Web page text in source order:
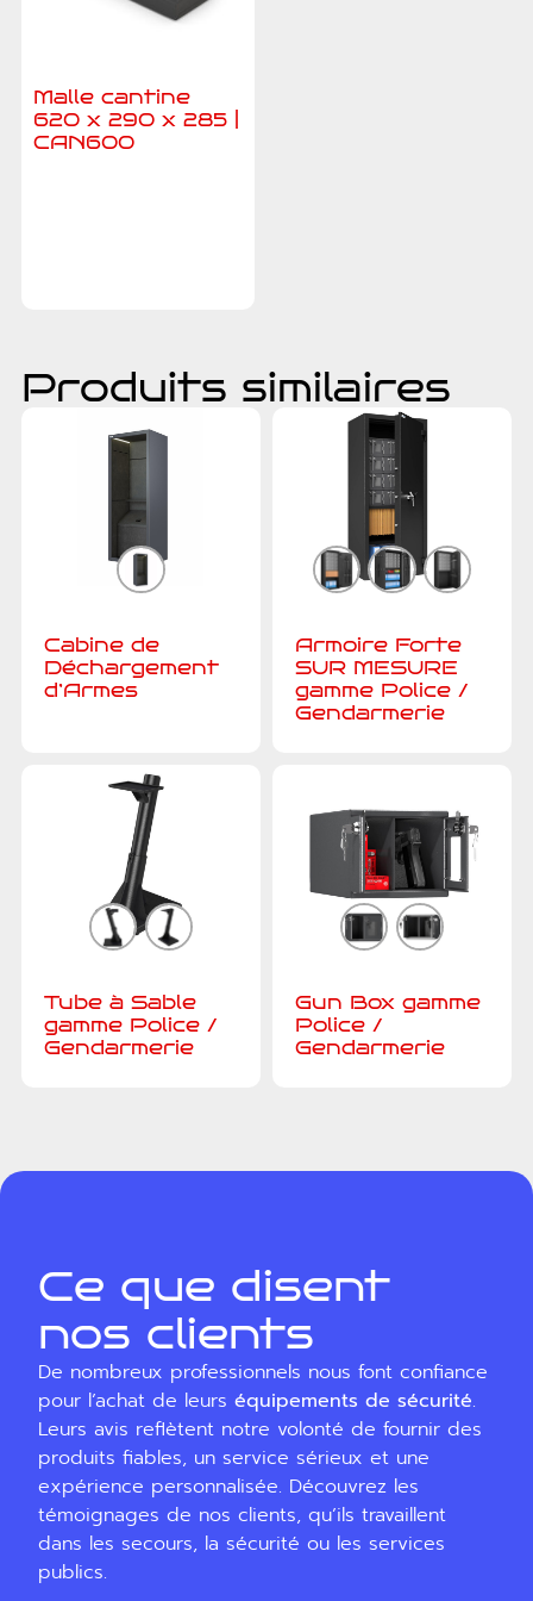
Malle cantine
620 x 290 x 285 |
CAN600
Produits similaires
Cabine de
Déchargement
d’Armes
Armoire Forte
SUR MESURE
gamme Police /
Gendarmerie
Tube à Sable
gamme Police /
Gendarmerie
Gun Box gamme
Police /
Gendarmerie
Ce que disent
nos clients
De nombreux professionnels nous font confiance
pour l’achat de leurséquipements de sécurité.
Leurs avis reflètent notre volonté de fournir des
produits fiables, un service sérieux et une
expérience personnalisée. Découvrez les
témoignages de nos clients, qu’ils travaillent
dans les secours, la sécurité ou les services
publics.